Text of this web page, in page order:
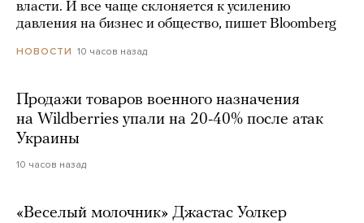
власти. И все чаще склоняется к усилению
давления на бизнес и общество, пишет Bloomberg
НОВОСТИ 10 часов назад
Продажи товаров военного назначения
на Wildberries упали на 20-40% после атак
Украины
10 часов назад
«Веселый молочник» Джастас Уолкер